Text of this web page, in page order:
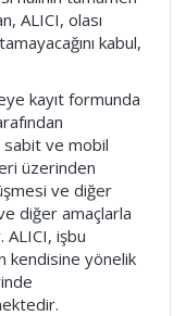
ALICI, olası
kabul,
kayıt formunda
ve mobil
üzerinden
ve diğer
diğer amaçlarla
ALICI, işbu
kendisine yönelik